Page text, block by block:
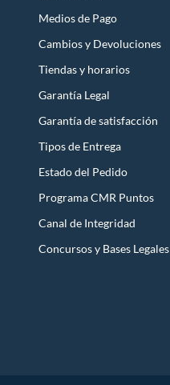
Medios de Pago
Cambios y Devoluciones
Tiendas y horarios
Garantía Legal
Garantía de satisfacción
Tipos de Entrega
Estado del Pedido
Programa CMR Puntos
Canal de Integridad
Concursos y Bases Legales